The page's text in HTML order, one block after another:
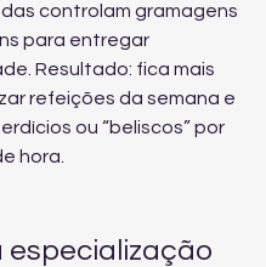
controlam gramagens
para entregar
Resultado: fica mais
refeições da semana e
ou “beliscos” por
hora.
especialização